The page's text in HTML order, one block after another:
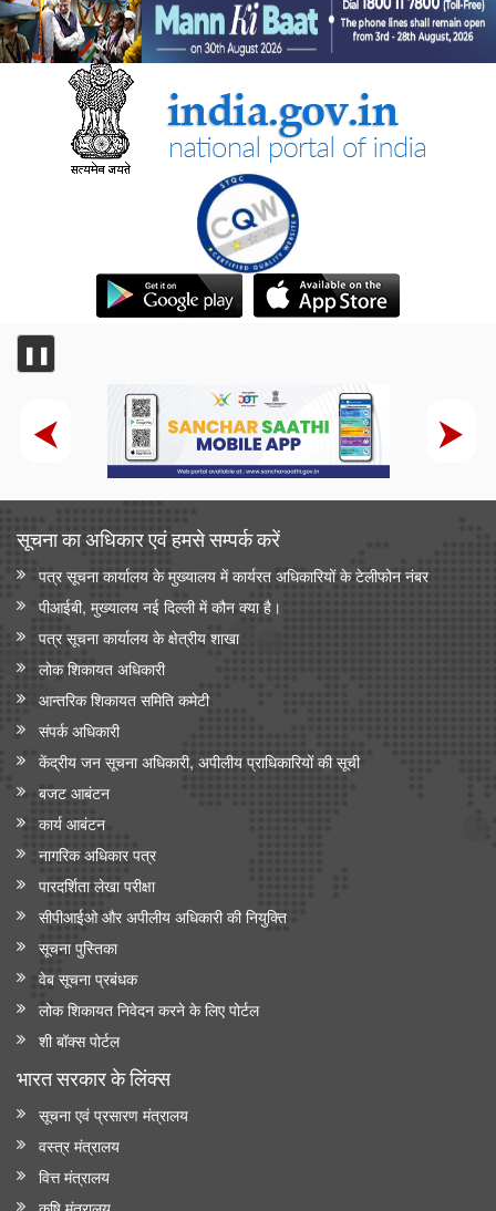
❚❚
सूचना का अधिकार एवं हमसे सम्‍पर्क करें
पत्र सूचना कार्यालय के मुख्यालय में कार्यरत अधिकारियों के टेलीफोन नंबर
पीआईबी, मुख्यालय नई दिल्ली में कौन क्या है।
पत्र सूचना कार्यालय के क्षेत्रीय शाखा
लोक शिकायत अधिकारी
आन्‍तरिक शिकायत समिति कमेटी
संपर्क अधिकारी
केंद्रीय जन सूचना अधिकारी, अपीलीय प्राधिकारियों की सूची
बजट आबंटन
कार्य आबंटन
नागरिक अधिकार पत्र
पारदर्शिता लेखा परीक्षा
सीपीआईओ और अपी‍लीय अधिकारी की नियुक्ति
सूचना पुस्तिका
वेब सूचना प्रबंधक
लोक शिकायत निवेदन करने के लिए पोर्टल
शी बॉक्स पोर्टल
भारत सरकार के लिंक्‍स
सूचना एवं प्रसारण मंत्रालय
वस्त्र मंत्रालय
वित्त मंत्रालय